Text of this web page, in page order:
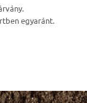
egyaránt.